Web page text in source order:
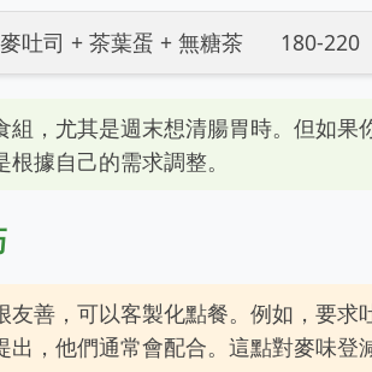
吐司 + 茶葉蛋 + 無糖茶 180-220
，尤其是週末想清腸胃時。但如果
據自己的需求調整。
友善，可以客製化點餐。例如，要求
出，他們通常會配合。這點對麥味登